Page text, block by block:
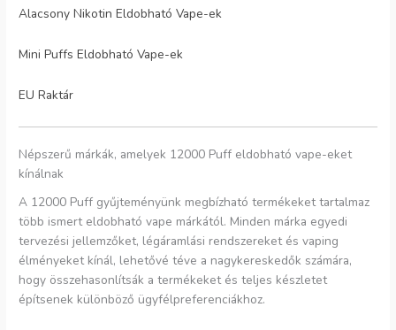
Alacsony Nikotin Eldobható Vape-ek
Mini Puffs Eldobható Vape-ek
EU Raktár
Népszerű márkák, amelyek 12000 Puff eldobható vape-eket
kínálnak
A 12000 Puff gyűjteményünk megbízható termékeket tartalmaz
több ismert eldobható vape márkától. Minden márka egyedi
tervezési jellemzőket, légáramlási rendszereket és vaping
élményeket kínál, lehetővé téve a nagykereskedők számára,
hogy összehasonlítsák a termékeket és teljes készletet
építsenek különböző ügyfélpreferenciákhoz.